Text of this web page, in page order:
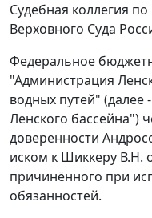
Судебная коллегия
Верховного Суда
Федеральное
"Администрация
водных путей"
Ленского бассейна")
доверенности
иском к Шиккеру
причинённого при
обязанностей.